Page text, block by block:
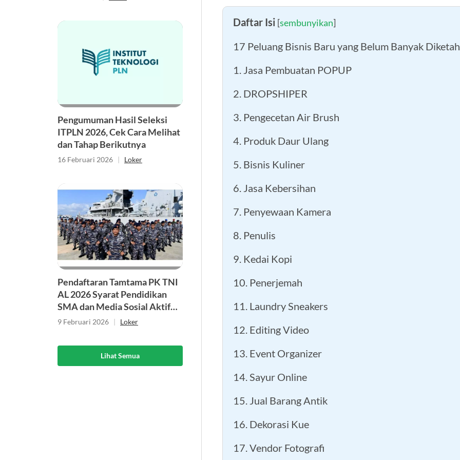
Pengumuman Hasil Seleksi
ITPLN 2026, Cek Cara Melihat
dan Tahap Berikutnya
16 Februari 2026 | Loker
Pendaftaran Tamtama PK TNI
AL 2026 Syarat Pendidikan
SMA dan Media Sosial Aktif
Minimal 6 Bulan, Cek Syarat
9 Februari 2026 | Loker
Lihat Semua
Daftar Isi [sembunyikan]
17 Peluang Bisnis Baru yang Belum Banyak
1. Jasa Pembuatan POPUP
2. DROPSHIPER
3. Pengecetan Air Brush
4. Produk Daur Ulang
5. Bisnis Kuliner
6. Jasa Kebersihan
7. Penyewaan Kamera
8. Penulis
9. Kedai Kopi
10. Penerjemah
11. Laundry Sneakers
12. Editing Video
13. Event Organizer
14. Sayur Online
15. Jual Barang Antik
16. Dekorasi Kue
17. Vendor Fotografi